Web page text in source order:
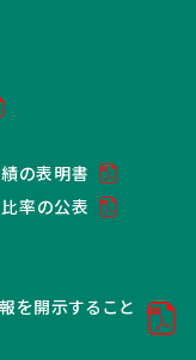
の表明書
率の公表
を開示すること